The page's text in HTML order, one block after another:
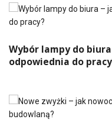
Wybór lampy do
odpowiednia do